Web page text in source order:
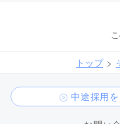
トップ
中途採用